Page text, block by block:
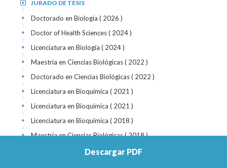
JURADO DE TESIS
+
Doctorado en Biología ( 2026 )
+
Doctor of Health Sciences( 2024 )
+
Licenciatura en Biología ( 2024 )
+
Maestría en Ciencias Biológicas( 2022 )
+
Doctorado en Ciencias Biológicas( 2022 )
+
Licenciatura en Bioquímica ( 2021 )
+
Licenciatura en Bioquímica ( 2021 )
+
Licenciatura en Bioquímica ( 2018 )
+
Maestría en Ciencias Biológicas( 2018 )
+
Licenciatura en Bioquímica( 2015 )
Descargar PDF